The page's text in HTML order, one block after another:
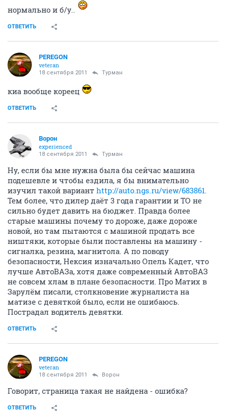
нормально и б/у..
ОТВЕТИТЬ
PEREGON
veteran
18 сентября 2011 Турман
киа вообще кореец
ОТВЕТИТЬ
Ворон
experienced
18 сентября 2011 Турман
Ну, если бы мне нужна была бы сейчас машина
подешевле и чтобы ездила, я бы внимательно
изучил такой вариант http://auto.ngs.ru/view/683861.
Тем более, что дилер даёт 3 года гарантии и ТО не
сильно будет давить на бюджет. Правда более
старые машины почему то дороже, даже дороже
новой, но там пытаются с машиной продать все
ништяки, которые были поставлены на машину -
сигналка, резина, магнитола. А по поводу
безопасности, Нексия изначально Опель Кадет, что
лучше АвтоВАЗа, хотя даже современный АвтоВАЗ
не совсем хлам в плане безопасности. Про Матих в
Зарулём писали, столкновение журналиста на
матизе с девяткой было, если не ошибаюсь.
Пострадал водитель девятки.
ОТВЕТИТЬ
PEREGON
veteran
18 сентября 2011 Ворон
Говорит, страница такая не найдена - ошибка?
ОТВЕТИТЬ